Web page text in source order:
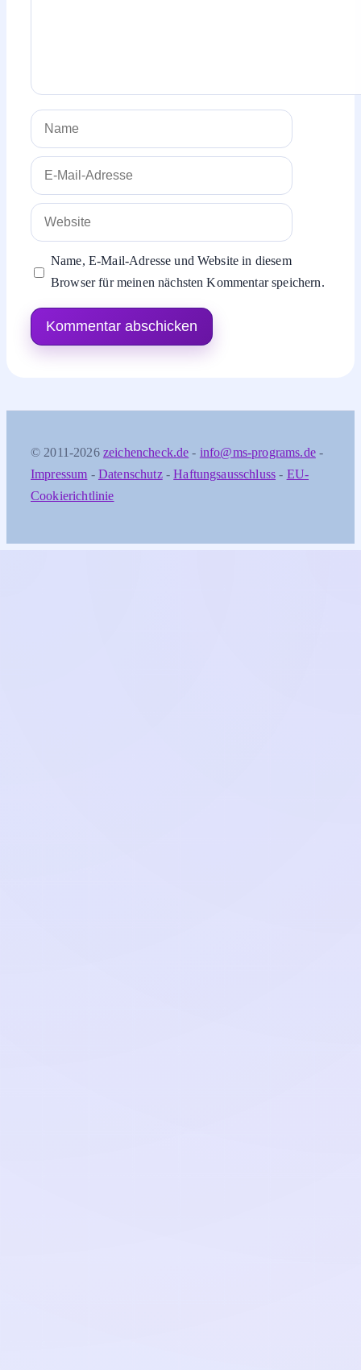
Name
E-
Mail-
Adresse
Website
Name, E-Mail-Adresse und Website in diesem
Browser für meinen nächsten Kommentar speichern.
© 2011-2026 zeichencheck.de - info@ms-programs.de-
Impressum - Datenschutz-Haftungsausschluss - EU-
Cookierichtlinie